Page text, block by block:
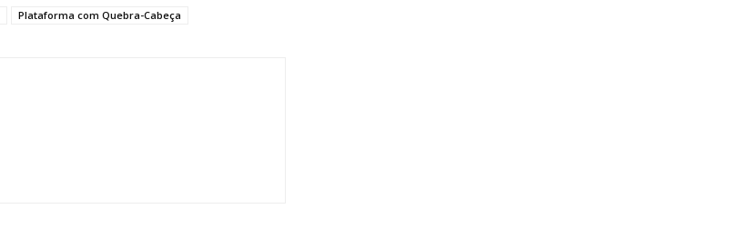
Plataforma com Quebra-Cabeça